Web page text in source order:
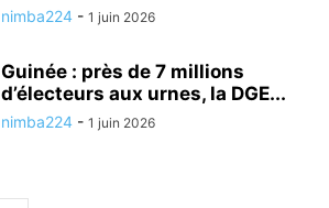
nimba224 - 1 juin 2026
Guinée : près de 7 millions
d’électeurs aux urnes, la DGE...
nimba224 - 1 juin 2026